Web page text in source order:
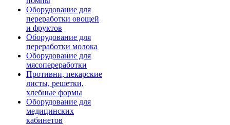
Оборудование для
переработки овощей
и фруктов
Оборудование для
переработки молока
Оборудование для
мясопереработки
Противни, пекарские
листы, решетки,
хлебные формы
Оборудование для
медицинских
кабинетов